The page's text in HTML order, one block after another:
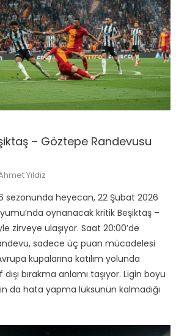
– Göztepe Randevusu
AuthorYıldız
sezonunda heyecan, 22 Şubat 2026
oynanacak kritik Beşiktaş –
zirveye ulaşıyor. Saat 20:00’de
sadece üç puan mücadelesi
kupalarına katılım yolunda
bırakma anlamı taşıyor. Ligin boyu
da hata yapma lüksünün kalmadığı